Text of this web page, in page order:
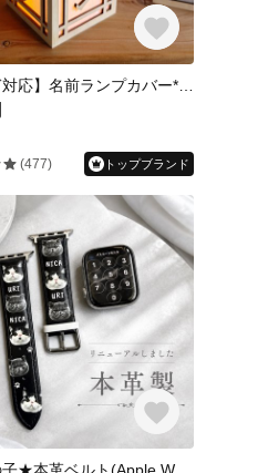
(477)
トップブランド